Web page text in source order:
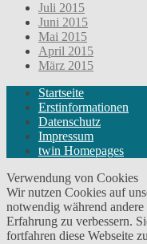
Juli 2015
Juni 2015
Mai 2015
April 2015
März 2015
Startseite
Erstinformationen
Datenschutz
Impressum
twin Homepages
Verwendung von Cookies
Wir nutzen Cookies auf
notwendig während
Erfahrung zu verbessern.
fortfahren diese Webseite